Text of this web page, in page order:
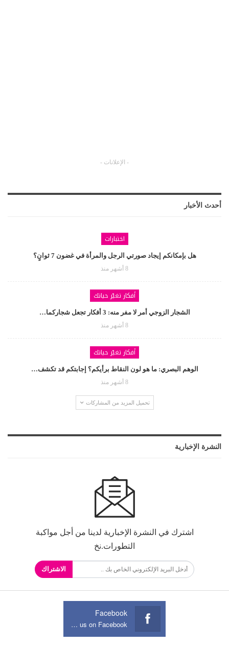
- الإعلانات -
أحدث الأخبار
اختبارات
هل بإمكانكم إيجاد صورتي الرجل والمرأة في غضون 7 ثوانٍ؟
8 أشهر منذ
أفكار تغيّر حياتك
الشجار الزوجي أمر لا مفر منه: 3 أفكار تجعل شجاركما…
8 أشهر منذ
أفكار تغيّر حياتك
الوهم البصري: ما هو لون النقاط برأيكم؟ إجابتكم قد تكشف…
8 أشهر منذ
تحميل المزيد من المشاركات
النشرة الإخبارية
اشترك في النشرة الإخبارية لدينا من أجل مواكبة
التطورات.نخ
الاشتراك
Facebook
Join us on Facebook